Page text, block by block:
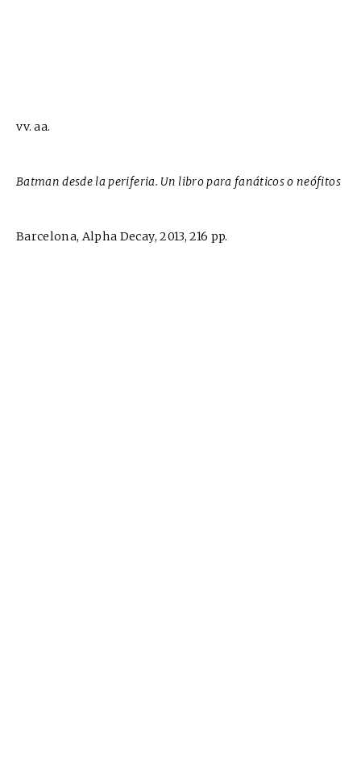
vv. aa.
Batman desde la periferia. Un libro para fanáticos o neófitos
Barcelona, Alpha Decay, 2013, 216 pp.